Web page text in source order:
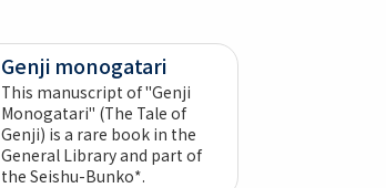
Genji monogatari
This manuscript of "Genji
Monogatari" (The Tale of
Genji) is a rare book in the
General Library and part of
the Seishu-Bunko*.